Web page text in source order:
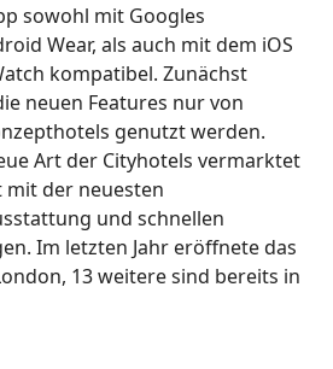
sowohl mit Googles
Wear, als auch mit dem iOS
kompatibel. Zunächst
neuen Features nur von
genutzt werden.
Art der Cityhotels vermarktet
der neuesten
und schnellen
Im letzten Jahr eröffnete das
13 weitere sind bereits in